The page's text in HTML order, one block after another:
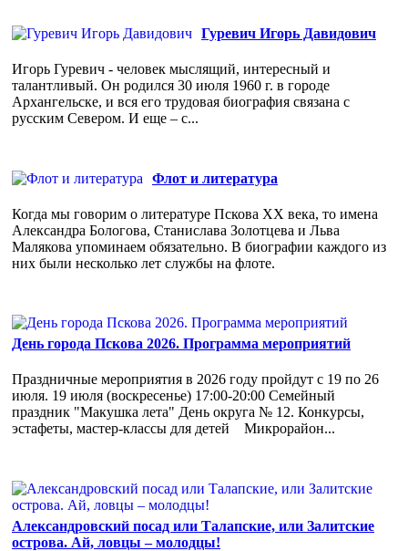
Гуревич Игорь Давидович
Игорь Гуревич - человек мыслящий, интересный и
талантливый. Он родился 30 июля 1960 г. в городе
Архангельске, и вся его трудовая биография связана с
русским Севером. И еще – с...
Флот и литература
Когда мы говорим о литературе Пскова ХХ века, то имена
Александра Бологова, Станислава Золотцева и Льва
Малякова упоминаем обязательно. В биографии каждого из
них были несколько лет службы на флоте.
День города Пскова 2026. Программа мероприятий
Праздничные мероприятия в 2026 году пройдут с 19 по 26
июля. 19 июля (воскресенье) 17:00-20:00 Семейный
праздник "Макушка лета" День округа № 12. Конкурсы,
эстафеты, мастер-классы для детей Микрорайон...
Александровский посад или Талапские, или Залитские
острова. Ай, ловцы – молодцы!